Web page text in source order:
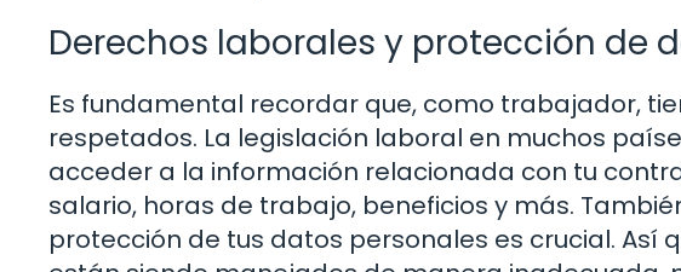
Derechos laborales y protección de
Es fundamental recordar que, como trabajador,
respetados. La legislación laboral en muchos
acceder a la información relacionada con tu
salario, horas de trabajo, beneficios y más.
protección de tus datos personales es crucial. Así